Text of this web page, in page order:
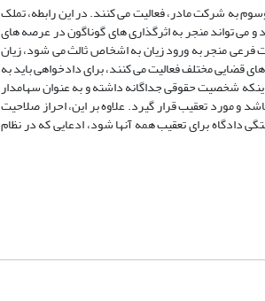
به شرکت مادر، فعالیت می کنند. در این رابطه، تملک
تواند منجر به اثرگذاری های گوناگون در عرصه های
منجر به ورود زیان به اشخاص ثالث می شود، زیان
قضایی مختلف فعالیت می کنند، برای دادخواهی باید به
شخصیت حقوقی جداگانه داشته و به عنوان سهامدار
مورد تعقیب قرار گیرد. علاوه بر این، احراز صلاحیت
دادگاه برای تعقیب همه آنها شود، ادعایی که در نظام